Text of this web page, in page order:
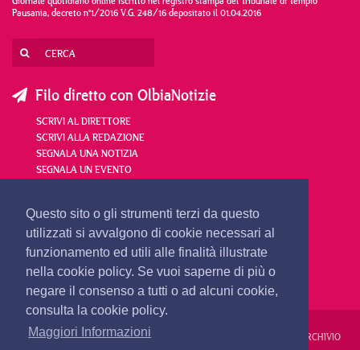
Questo sito o gli strumenti terzi da questo
utilizzati si avvalgono di cookie necessari al
funzionamento ed utili alle finalità illustrate
nella cookie policy. Se vuoi saperne di più o
negare il consenso a tutti o ad alcuni cookie,
consulta la cookie policy.
Maggiori Informazioni
Pausania, decreto n°1/2016 V.G. 248/16 depositato il 01.04.2016
Filo diretto con OlbiaNotizie
SCRIVI AL DIRETTORE
SCRIVI ALLA REDAZIONE
SEGNALA UNA NOTIZIA
SEGNALA UN EVENTO
redazione@olbianotizie.it
REDAZIONE PUBBLICITÀ PRIVACY E COOKIES ARCHIVIO